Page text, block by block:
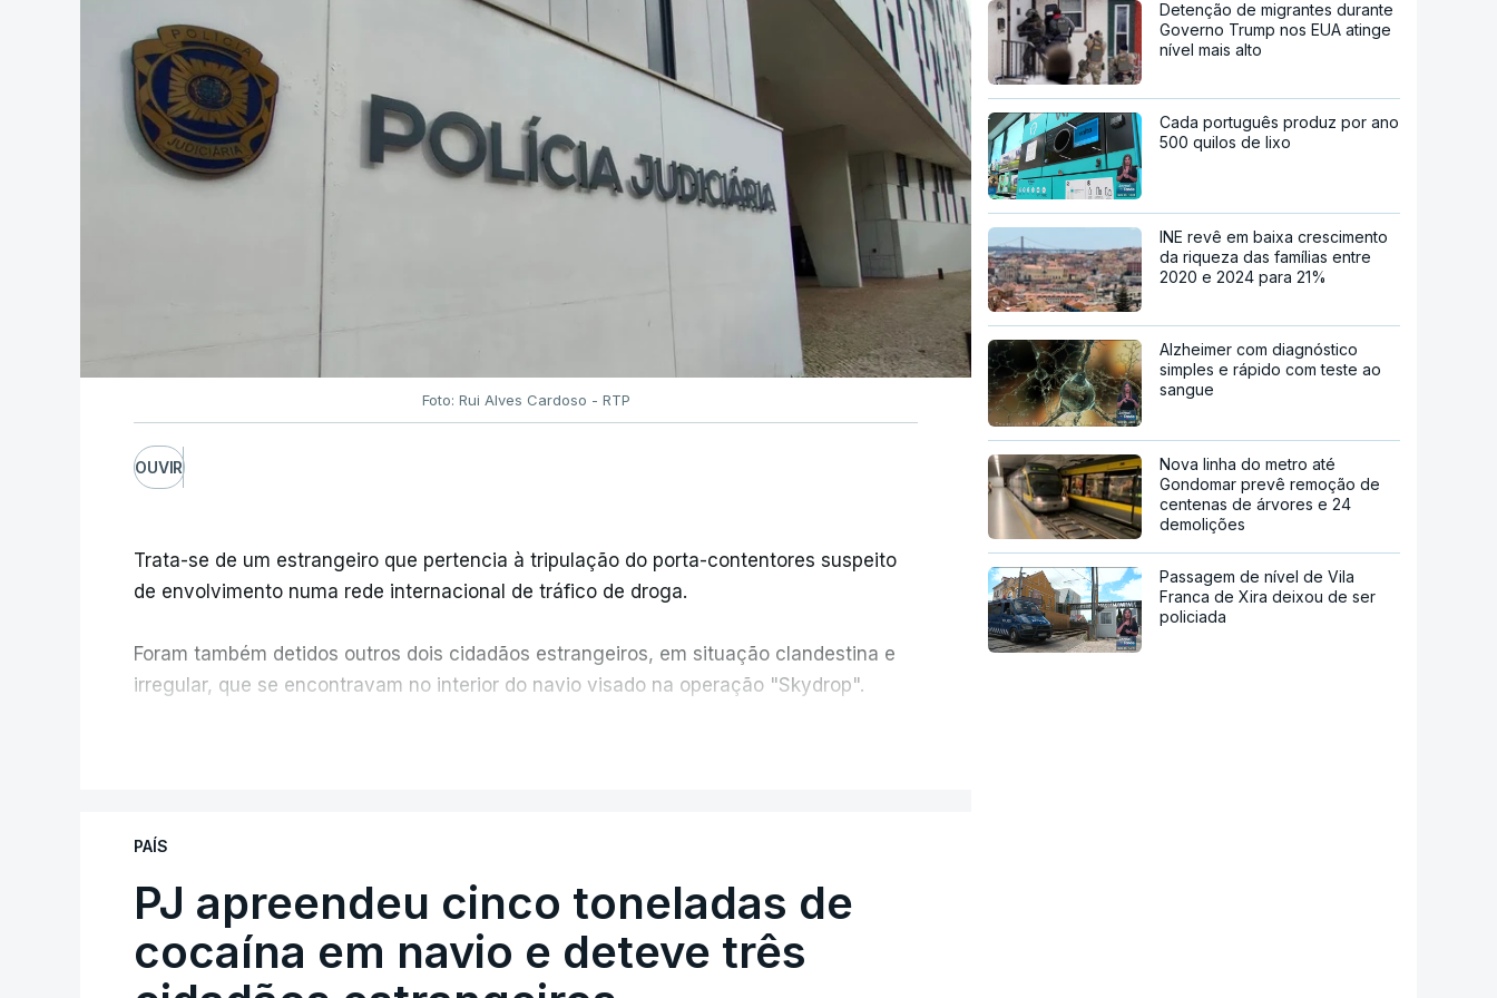
processo está a decorrer "com normalidade e tranquilidade".
c/ Lusa
Foto: Rui Alves Cardoso - RTP
OUVIR
Trata-se de um estrangeiro que pertencia à tripulação do porta-contentores suspeito
de envolvimento numa rede internacional de tráfico de droga.
Foram também detidos outros dois cidadãos estrangeiros, em situação clandestina e
irregular, que se encontravam no interior do navio visado na operação "Skydrop".
O corpo foi encontrado pelos guardas prisionais pelas 8h00 desta quarta-feira. A RTP
instalações.
Em resposta à RTP, a Direção-Geral de Reinserção e Serviços Prisionais (DGRSP)
PAÍS
PJ apreendeu cinco toneladas de
cocaína em navio e deteve três
Detenção de migrantes durante
Governo Trump nos EUA atinge
nível mais alto
Cada português produz por ano
500 quilos de lixo
INE revê em baixa crescimento
da riqueza das famílias entre
2020 e 2024 para 21%
Alzheimer com diagnóstico
simples e rápido com teste ao
sangue
Nova linha do metro até
Gondomar prevê remoção de
centenas de árvores e 24
demolições
Passagem de nível de Vila
Franca de Xira deixou de ser
policiada